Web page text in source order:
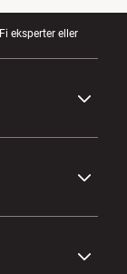
eksperter eller